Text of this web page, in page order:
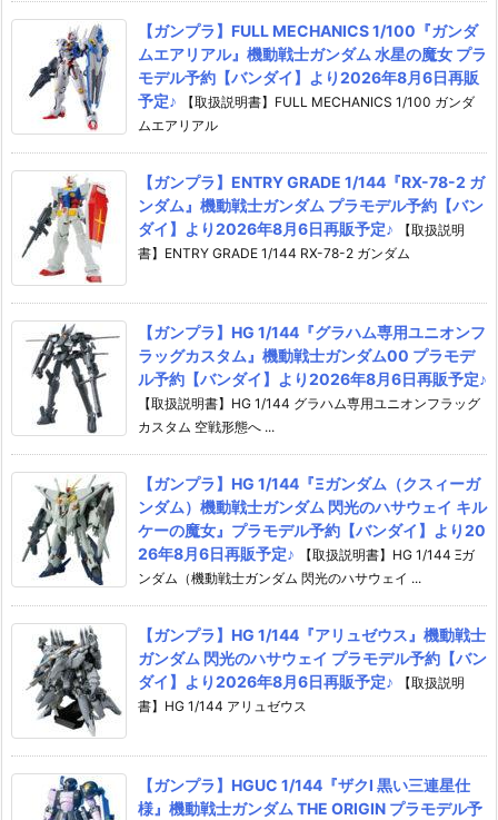
【ガンプラ】FULL MECHANICS 1/100『ガンダ
ムエアリアル』機動戦士ガンダム 水星の魔女 プラ
モデル予約【バンダイ】より2026年8月6日再販
予定♪
【取扱説明書】FULL MECHANICS 1/100 ガンダ
ムエアリアル
【ガンプラ】ENTRY GRADE 1/144『RX-78-2 ガ
ンダム』機動戦士ガンダム プラモデル予約【バン
ダイ】より2026年8月6日再販予定♪
【取扱説明
書】ENTRY GRADE 1/144 RX-78-2 ガンダム
【ガンプラ】HG 1/144『グラハム専用ユニオンフ
ラッグカスタム』機動戦士ガンダム00 プラモデ
ル予約【バンダイ】より2026年8月6日再販予定♪
【取扱説明書】HG 1/144 グラハム専用ユニオンフラッグ
カスタム 空戦形態へ ...
【ガンプラ】HG 1/144『Ξガンダム（クスィーガ
ンダム）機動戦士ガンダム 閃光のハサウェイ キル
ケーの魔女』プラモデル予約【バンダイ】より20
26年8月6日再販予定♪
【取扱説明書】HG 1/144 Ξガ
ンダム（機動戦士ガンダム 閃光のハサウェイ ...
【ガンプラ】HG 1/144『アリュゼウス』機動戦士
ガンダム 閃光のハサウェイ プラモデル予約【バン
ダイ】より2026年8月6日再販予定♪
【取扱説明
書】HG 1/144 アリュゼウス
【ガンプラ】HGUC 1/144『ザクI 黒い三連星仕
様』機動戦士ガンダム THE ORIGIN プラモデル予